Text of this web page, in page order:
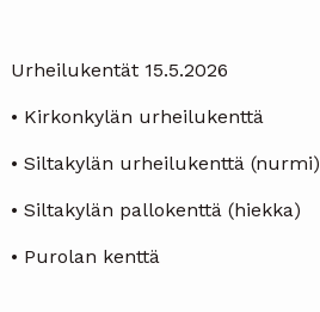
Urheilukentät 15.5.2026
• Kirkonkylän urheilukenttä
• Siltakylän urheilukenttä (nurmi)
• Siltakylän pallokenttä (hiekka)
• Purolan kenttä